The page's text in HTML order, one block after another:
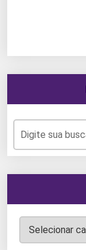
Categorias